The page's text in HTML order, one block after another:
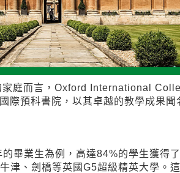
庭而言，Oxford International
際預科書院，以其卓越的教學成果聞
畢業生為例，高達84%的學生獲得
津、劍橋等英國G5超級精英大學。